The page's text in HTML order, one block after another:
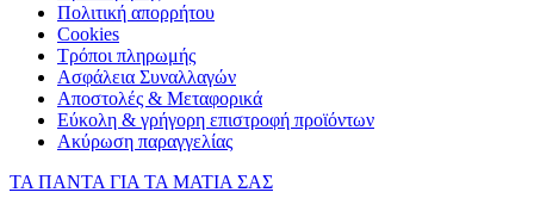
Πολιτική απορρήτου
Cookies
Τρόποι πληρωμής
Ασφάλεια Συναλλαγών
Αποστολές & Μεταφορικά
Εύκολη & γρήγορη επιστροφή προϊόντων
Ακύρωση παραγγελίας
ΤΑ ΠΑΝΤΑ ΓΙΑ ΤΑ ΜΑΤΙΑ ΣΑΣ